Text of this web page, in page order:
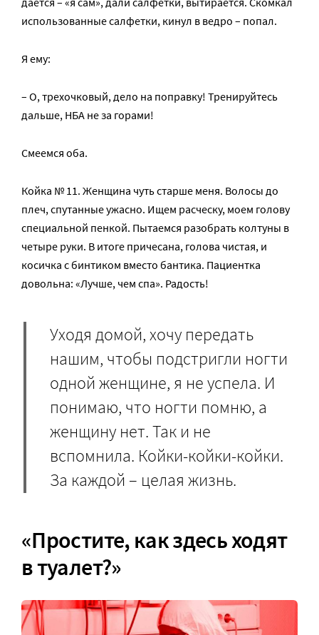
использованные салфетки, кинул в ведро – попал.
Я ему:
– О, трехочковый, дело на поправку! Тренируйтесь
дальше, НБА не за горами!
Смеемся оба.
Койка № 11. Женщина чуть старше меня. Волосы до
плеч, спутанные ужасно. Ищем расческу, моем голову
специальной пенкой. Пытаемся разобрать колтуны в
четыре руки. В итоге причесана, голова чистая, и
косичка с бинтиком вместо бантика. Пациентка
довольна: «Лучше, чем спа». Радость!
Уходя домой, хочу передать
нашим, чтобы подстригли ногти
одной женщине, я не успела. И
понимаю, что ногти помню, а
женщину нет. Так и не
вспомнила. Койки-койки-койки.
За каждой – целая жизнь.
«Простите, как здесь ходят
в туалет?»